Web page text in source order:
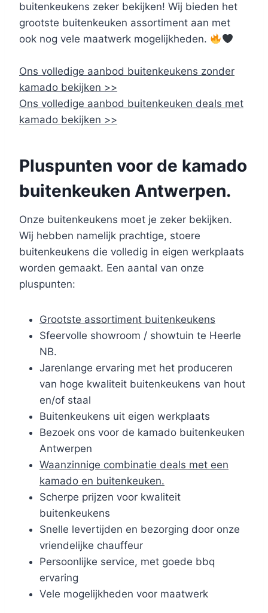
buitenkeukens zeker bekijken! Wij bieden het
grootste buitenkeuken assortiment aan met
ook nog vele maatwerk mogelijkheden.
Ons volledige aanbod buitenkeukens zonder
kamado bekijken >>
Ons volledige aanbod buitenkeuken deals met
kamado bekijken >>
Pluspunten voor de kamado
buitenkeuken Antwerpen.
Onze buitenkeukens moet je zeker bekijken.
Wij hebben namelijk prachtige, stoere
buitenkeukens die volledig in eigen werkplaats
worden gemaakt. Een aantal van onze
pluspunten:
Grootste assortiment buitenkeukens
Sfeervolle showroom / showtuin te Heerle
NB.
Jarenlange ervaring met het produceren
van hoge kwaliteit buitenkeukens van hout
en/of staal
Buitenkeukens uit eigen werkplaats
Bezoek ons voor de kamado buitenkeuken
Antwerpen
Waanzinnige combinatie deals met een
kamado en buitenkeuken.
Scherpe prijzen voor kwaliteit
buitenkeukens
Snelle levertijden en bezorging door onze
vriendelijke chauffeur
Persoonlijke service, met goede bbq
ervaring
Vele mogelijkheden voor maatwerk